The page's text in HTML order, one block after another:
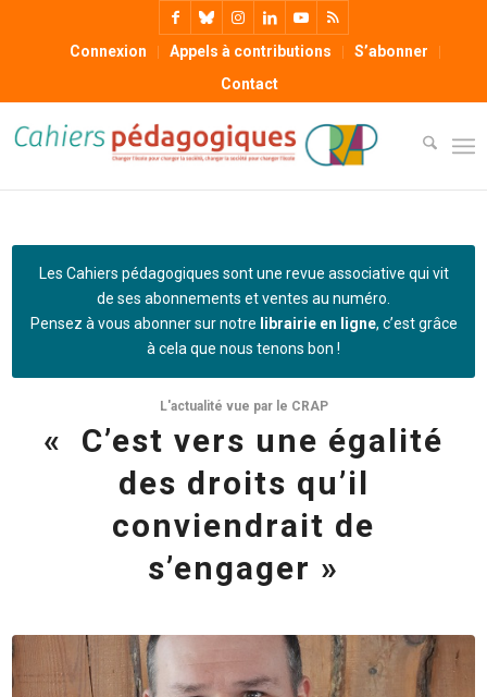
Connexion Appels à contributions
S’abonner
Contact
Les Cahiers pédagogiques sont une revue associative qui vit
de ses abonnements et ventes au numéro.
Pensez à vous abonner sur notre librairie en ligne, c’est grâce
à cela que nous tenons bon !
L'actualité vue par le CRAP
« C’est vers une égalité
des droits qu’il
conviendrait de
s’engager »